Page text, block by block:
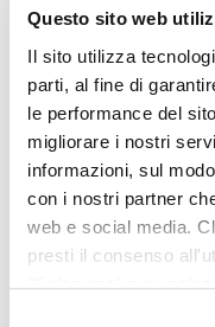
Questo sito web
Il sito utilizza
parti, al fine di
le performance del
migliorare i nostri
informazioni, sul
con i nostri partner
web e social media.
presti il consenso
"Seleziona" puoi